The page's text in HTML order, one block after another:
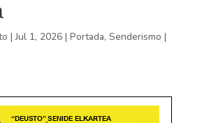
|Jul 1, 2026| Portada, Senderismo |